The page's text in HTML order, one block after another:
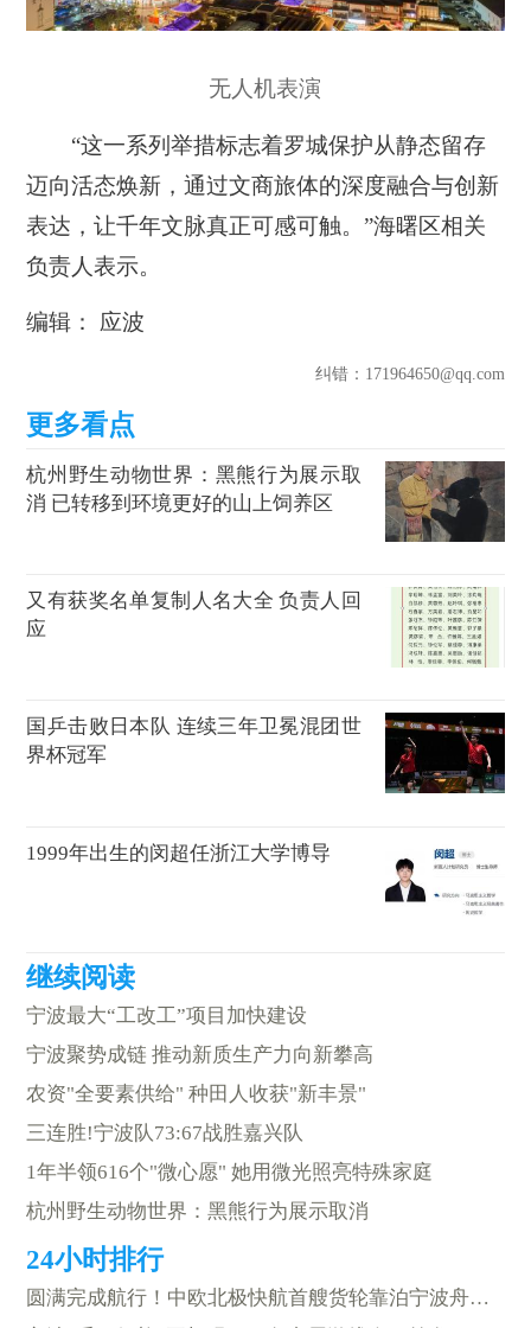
无人机表演
“这一系列举措标志着罗城保护从静态留存
迈向活态焕新，通过文商旅体的深度融合与创新
表达，让千年文脉真正可感可触。”海曙区相关
负责人表示。
编辑： 应波
纠错：171964650@qq.com
杭州野生动物世界：黑熊行为展示取
消 已转移到环境更好的山上饲养区
又有获奖名单复制人名大全 负责人回
应
国乒击败日本队 连续三年卫冕混团世
界杯冠军
1999年出生的闵超任浙江大学博导
宁波最大“工改工”项目加快建设
宁波聚势成链 推动新质生产力向新攀高
农资"全要素供给" 种田人收获"新丰景"
三连胜!宁波队73:67战胜嘉兴队
1年半领616个"微心愿" 她用微光照亮特殊家庭
杭州野生动物世界：黑熊行为展示取消
圆满完成航行！中欧北极快航首艘货轮靠泊宁波舟山港